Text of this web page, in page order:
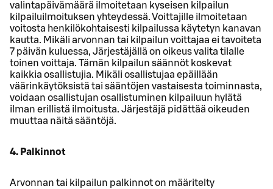
valintapäivämäärä ilmoitetaan kyseisen kilpailun
kilpailuilmoituksen yhteydessä. Voittajille ilmoitetaan
voitosta henkilökohtaisesti kilpailussa käytetyn kanavan
kautta. Mikäli arvonnan tai kilpailun voittajaa ei tavoiteta
7 päivän kuluessa, Järjestäjällä on oikeus valita tilalle
toinen voittaja. Tämän kilpailun säännöt koskevat
kaikkia osallistujia. Mikäli osallistujaa epäillään
väärinkäytöksistä tai sääntöjen vastaisesta toiminnasta,
voidaan osallistujan osallistuminen kilpailuun hylätä
ilman erillistä ilmoitusta. Järjestäjä pidättää oikeuden
muuttaa näitä sääntöjä.
4. Palkinnot
Arvonnan tai kilpailun palkinnot on määritelty